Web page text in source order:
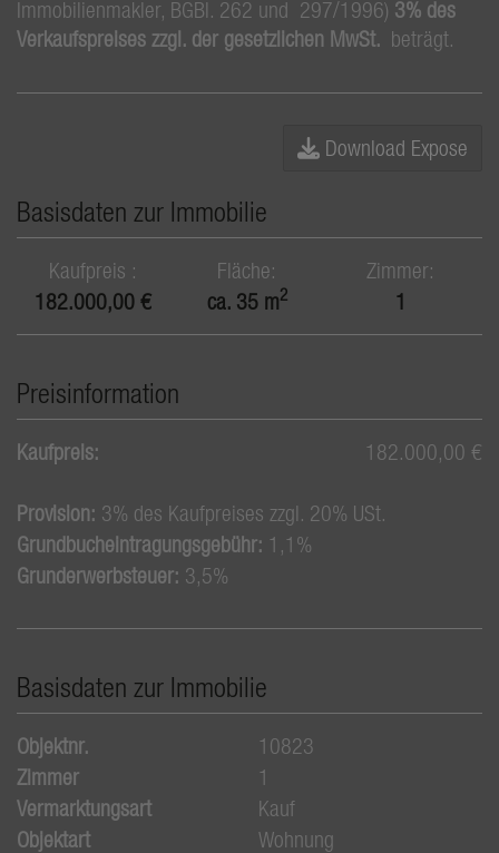
Immobilienmakler, BGBl. 262 und 297/1996) 3% des
Verkaufspreises zzgl. der gesetzlichen MwSt. beträgt.
Download Expose
Basisdaten zur Immobilie
Kaufpreis
182.000,00 €
Fläche
ca. 35 m2
Zimmer
1
Preisinformation
Kaufpreis: 182.000,00 €
Provision: 3% des Kaufpreises zzgl. 20% USt.
Grundbucheintragungsgebühr: 1,1%
Grunderwerbsteuer: 3,5%
Basisdaten zur Immobilie
Objektnr.
10823
Zimmer
1
Vermarktungsart
Kauf
Objektart
Wohnung